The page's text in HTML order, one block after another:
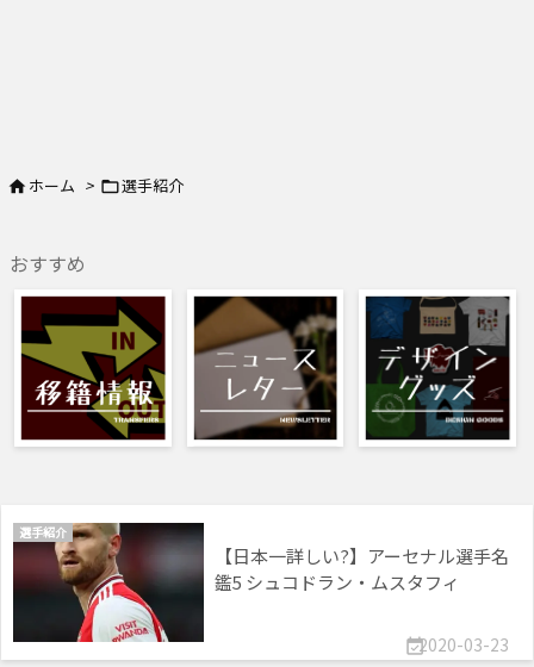
 ホーム > 選手紹介
おすすめ
2020-03-23
選手紹介
【日本一詳しい?】アーセナル選手名
鑑5 シュコドラン・ムスタフィ